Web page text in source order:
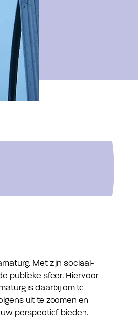
Met zijn sociaal-
publieke sfeer. Hiervoor
is daarbij om te
uit te zoomen en
perspectief bieden.